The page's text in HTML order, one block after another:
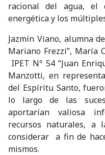
racional del agua, el
energética y los
Jazmín Viano, alumna
Mariano Frezzi”, María
IPET Nº 54 “Juan
Manzotti, en
del Espíritu Santo,
lo largo de las
aportarían valiosa
recursos naturales, a
considerar a fin de
mismos.